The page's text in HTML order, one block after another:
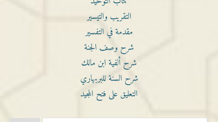
التقريب والتيسير
مقدمة في التفسير
شرح وصف الجنة
شرح ألفية ابن مالك
شرح السنة للبربهاري
التعليق على فتح المجيد